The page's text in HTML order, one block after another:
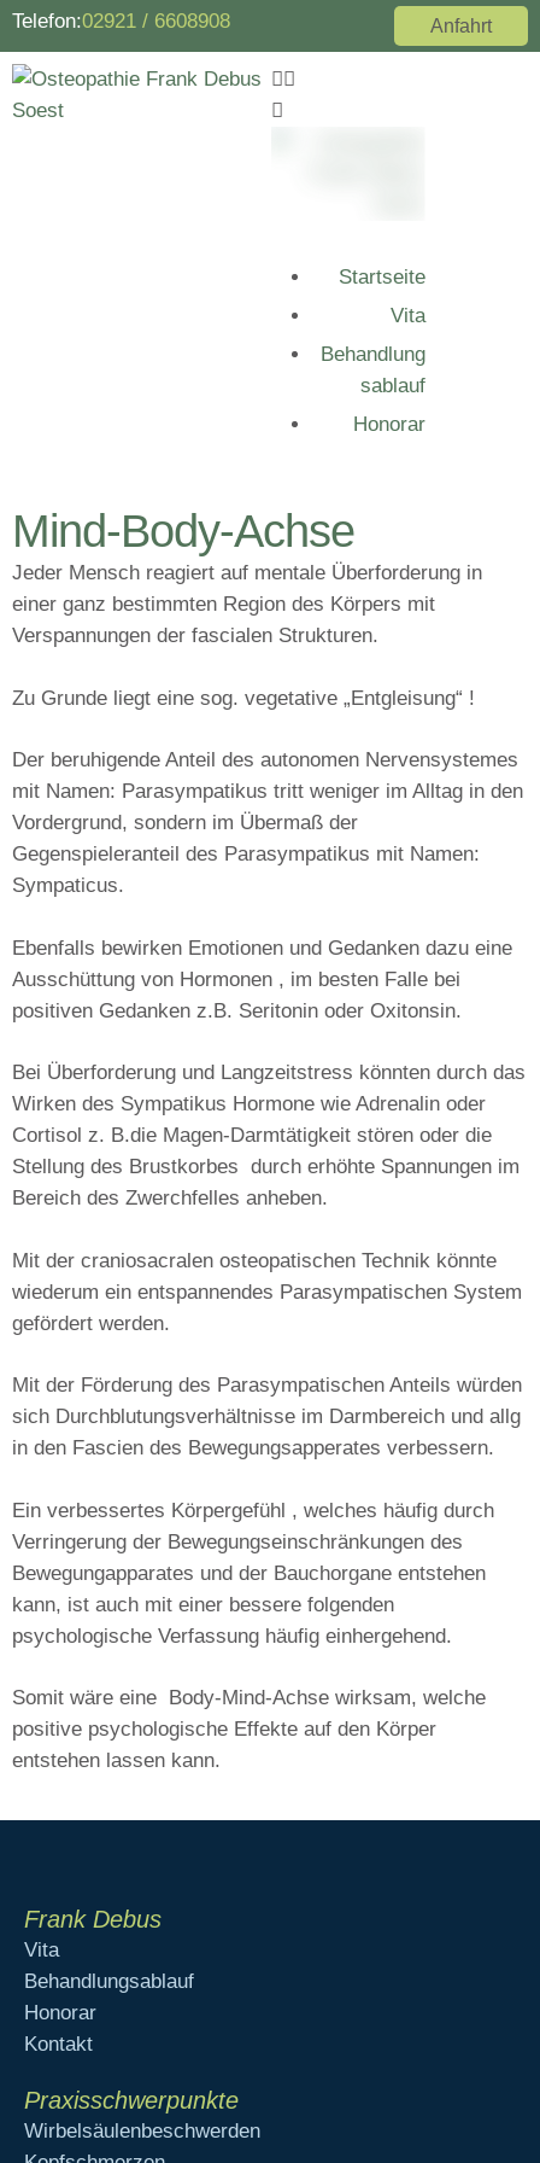
Telefon:02921 / 6608908 Anfahrt
Startseite
Vita
Behandlung
sablauf
Honorar
Mind-Body-Achse
Jeder Mensch reagiert auf mentale Überforderung in
einer ganz bestimmten Region des Körpers mit
Verspannungen der fascialen Strukturen.
Zu Grunde liegt eine sog. vegetative „Entgleisung“ !
Der beruhigende Anteil des autonomen Nervensystemes
mit Namen: Parasympatikus tritt weniger im Alltag in den
Vordergrund, sondern im Übermaß der
Gegenspieleranteil des Parasympatikus mit Namen:
Sympaticus.
Ebenfalls bewirken Emotionen und Gedanken dazu eine
Ausschüttung von Hormonen , im besten Falle bei
positiven Gedanken z.B. Seritonin oder Oxitonsin.
Bei Überforderung und Langzeitstress könnten durch das
Wirken des Sympatikus Hormone wie Adrenalin oder
Cortisol z. B.die Magen-Darmtätigkeit stören oder die
Stellung des Brustkorbes durch erhöhte Spannungen im
Bereich des Zwerchfelles anheben.
Mit der craniosacralen osteopatischen Technik könnte
wiederum ein entspannendes Parasympatischen System
gefördert werden.
Mit der Förderung des Parasympatischen Anteils würden
sich Durchblutungsverhältnisse im Darmbereich und allg
in den Fascien des Bewegungsapperates verbessern.
Ein verbessertes Körpergefühl , welches häufig durch
Verringerung der Bewegungseinschränkungen des
Bewegungapparates und der Bauchorgane entstehen
kann, ist auch mit einer bessere folgenden
psychologische Verfassung häufig einhergehend.
Somit wäre eine Body-Mind-Achse wirksam, welche
positive psychologische Effekte auf den Körper
entstehen lassen kann.
Frank Debus
Vita
Behandlungsablauf
Honorar
Kontakt
Praxisschwerpunkte
Wirbelsäulenbeschwerden